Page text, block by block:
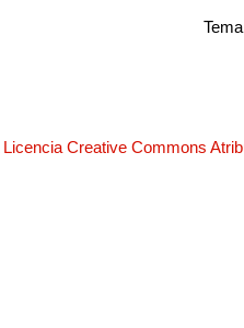
Licencia Creative Commons